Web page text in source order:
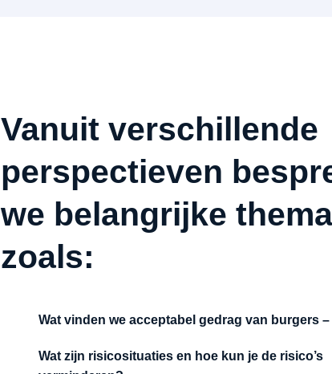
Vanuit verschillende
perspectieven
we belangrijke
zoals:
Wat vinden we acceptabel gedrag van burgers
Wat zijn risicosituaties en hoe kun je de risico’s